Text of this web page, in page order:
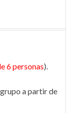
6 personas).
a partir de